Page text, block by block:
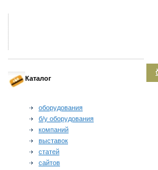
Каталог
оборудования
б/у оборудования
компаний
выставок
статей
сайтов